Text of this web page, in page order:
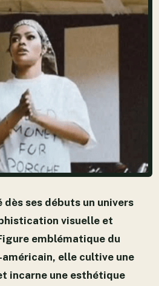
dès ses débuts un univers
visuelle et
emblématique du
elle cultive une
incarne une esthétique